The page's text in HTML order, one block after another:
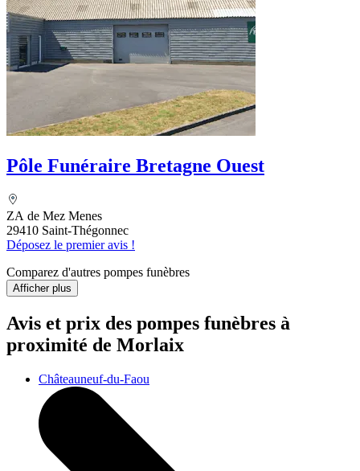
Pôle Funéraire Bretagne Ouest
ZA de Mez Menes
29410 Saint-Thégonnec
Déposez le premier avis !
Comparez d'autres pompes funèbres
Afficher plus
Avis et prix des pompes funèbres à
proximité de Morlaix
Châteauneuf-du-Faou